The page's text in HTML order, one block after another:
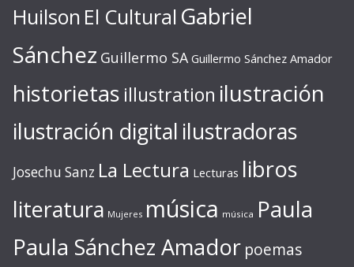
Huilson El Cultural Gabriel
Sánchez Guillermo SA Guillermo Sánchez Amador
historietas illustration ilustración
ilustración digital ilustradoras
Josechu Sanz La Lectura Lecturas libros
literatura Mujeres música música Paula
Paula Sánchez Amador poemas